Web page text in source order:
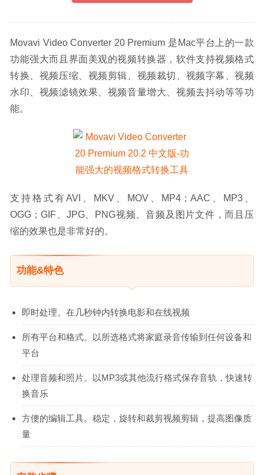
Movavi Video Converter 20 Premium 是Mac平台上的一款
功能强大而且界面美观的视频转换器，软件支持视频格式
转换、视频压缩、视频剪辑、视频裁切、视频字幕、视频
水印、视频滤镜效果、视频音量增大、视频去抖动等等功
能。
支持格式有AVI、MKV、MOV、MP4；AAC、MP3、
OGG；GIF、JPG、PNG视频、音频及图片文件，而且压
缩的效果也是非常好的。
功能&特色
即时处理。在几秒钟内转换电影和在线视频
所有平台和格式。以所选格式将家庭录音传输到任何设备和
平台
处理音频和照片。以MP3或其他流行格式保存音轨，快速转
换音乐
方便的编辑工具。稳定，旋转和裁剪视频剪辑，提高图像质
量